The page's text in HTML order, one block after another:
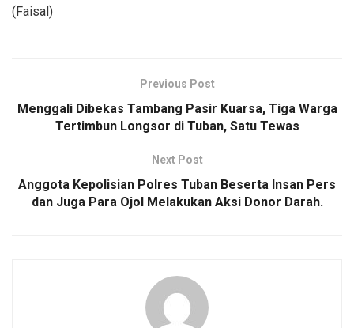
(Faisal)
Previous Post
Menggali Dibekas Tambang Pasir Kuarsa, Tiga Warga
Tertimbun Longsor di Tuban, Satu Tewas
Next Post
Anggota Kepolisian Polres Tuban Beserta Insan Pers
dan Juga Para Ojol Melakukan Aksi Donor Darah.